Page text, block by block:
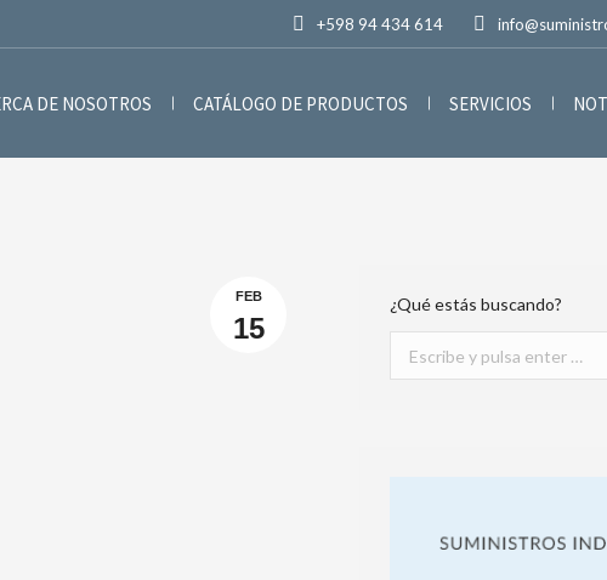
+598 94 434 614
DE NOSOTROS CATÁLOGO DE PRODUCTOS SERVICIOS
FEB
15
¿Qué estás buscando?